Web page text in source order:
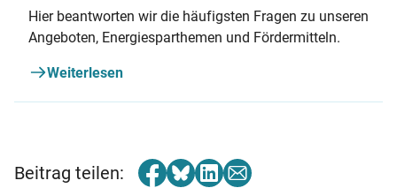
Hier beantworten wir die häufigsten Fragen zu unseren
Angeboten, Energiesparthemen und Fördermitteln.
Weiterlesen
Beitrag teilen: